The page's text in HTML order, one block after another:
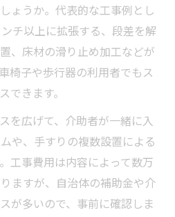
ょうか。代表的な工事例とし
チ以上に拡張する、段差を解
、床材の滑り止め加工などが
椅子や歩行器の利用者でもス
できます。
を広げて、介助者が一緒に入
や、手すりの複数設置による
工事費用は内容によって数万
ますが、自治体の補助金や介
が多いので、事前に確認しま